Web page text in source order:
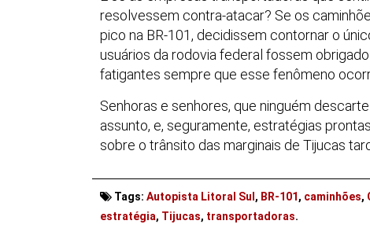
resolvessem contra-atacar? Se os
pico na BR-101, decidissem contornar o
usuários da rodovia federal fossem
fatigantes sempre que esse fenômeno
Senhoras e senhores, que ninguém
assunto, e, seguramente, estratégias
sobre o trânsito das marginais de Tijucas
Tags: Autopista Litoral Sul , BR-101, caminhões,
estratégia, Tijucas, transportadoras.